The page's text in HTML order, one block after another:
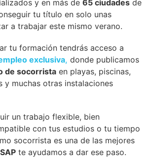
y en más de 65 ciudades de
tu título en solo unas
a trabajar este mismo verano.
tu formación tendrás acceso a
exclusiva, donde publicamos
de socorrista en playas, piscinas,
y muchas otras instalaciones
un trabajo flexible, bien
con tus estudios o tu tiempo
socorrista es una de las mejores
te ayudamos a dar ese paso.